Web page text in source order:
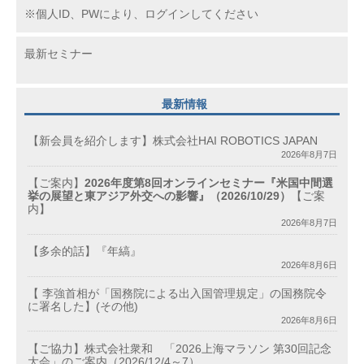
※個人ID、PWにより、ログインしてください
最新セミナー
最新情報
【新会員を紹介します】株式会社HAI ROBOTICS JAPAN
2026年8月7日
【ご案内】 2026年度第8回オンラインセミナー『米国中間選
挙の展望と東アジア外交への影響』（2026/10/29）
【ご案
内】
2026年8月7日
【多余的話】『年縞』
2026年8月6日
【 李強首相が「国務院による出入国管理規定」の国務院令
に署名した】(その他)
2026年8月6日
【ご協力】株式会社衆和 「2026上海マラソン 第30回記念